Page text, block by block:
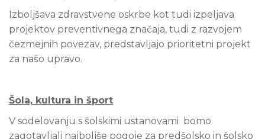
Izboljšava zdravstvene oskrbe kot tudi izpeljava
projektov preventivnega značaja, tudi z razvojem
čezmejnih povezav, predstavljajo prioritetni projekt
za našo upravo.
Šola, kultura in šport
V sodelovanju s šolskimi ustanovami bomo
zagotavljali najboljše pogoje za predšolsko in šolsko